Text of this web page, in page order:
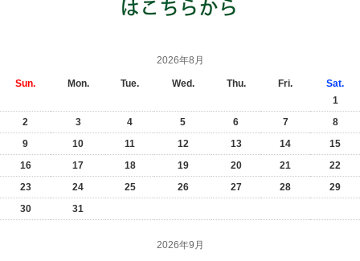
2026年8月
Sun. Mon. Tue. Wed. Thu. Fri.
Sat.
1
2
3 4 5 6 7
8
9
10 11 12 13 14
15
16
17 18 19 20 21
22
23
24 25 26 27 28
29
30
31
2026年9月